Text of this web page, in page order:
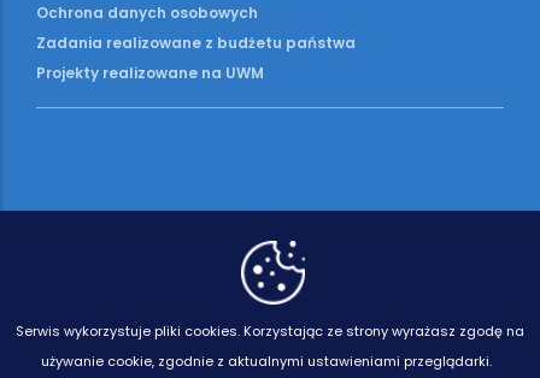
Ochrona danych osobowych
Zadania realizowane z budżetu państwa
Projekty realizowane na UWM
Serwis wykorzystuje pliki cookies. Korzystając ze strony wyrażasz zgodę na
używanie cookie, zgodnie z aktualnymi ustawieniami przeglądarki.